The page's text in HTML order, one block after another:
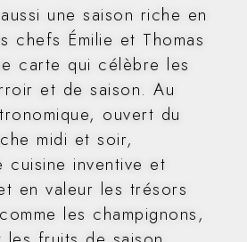
une saison riche en
chefs Émilie et Thomas
carte qui célèbre les
et de saison. Au
ouvert du
midi et soir,
cuisine inventive et
en valeur les trésors
les champignons,